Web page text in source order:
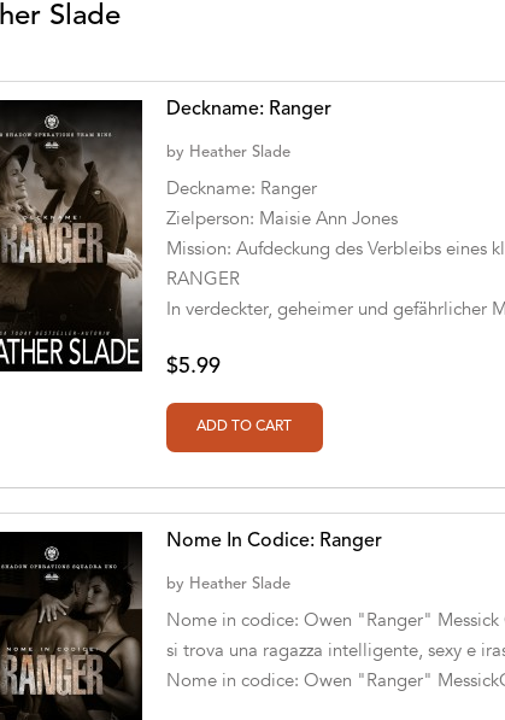
Slade
Deckname: Ranger
by Heather Slade
Deckname: Ranger
Zielperson: Maisie Ann Jones
Mission: Aufdeckung des Verbleibs eines
RANGER
In verdeckter, geheimer und gefährlicher
$5.99
Nome In Codice: Ranger
by Heather Slade
Nome in codice: Owen "Ranger"
si trova una ragazza intelligente, sexy e
Nome in codice: Owen "Ranger"